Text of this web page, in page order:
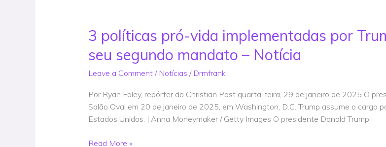
3 políticas pró-vida implementadas por
seu segundo mandato – Notícia
Leave a Comment / Notícias / Drmfrank
Por Ryan Foley, repórter do Christian Post quarta-feira, 29 de janeiro de 2025 O
Salão Oval em 20 de janeiro de 2025, em Washington, D.C. Trump assume o cargo
Estados Unidos. | Anna Moneymaker / Getty Images O presidente Donald Trump
3
políticas
pró-
vida
por
Trump
na
semana
Read More »